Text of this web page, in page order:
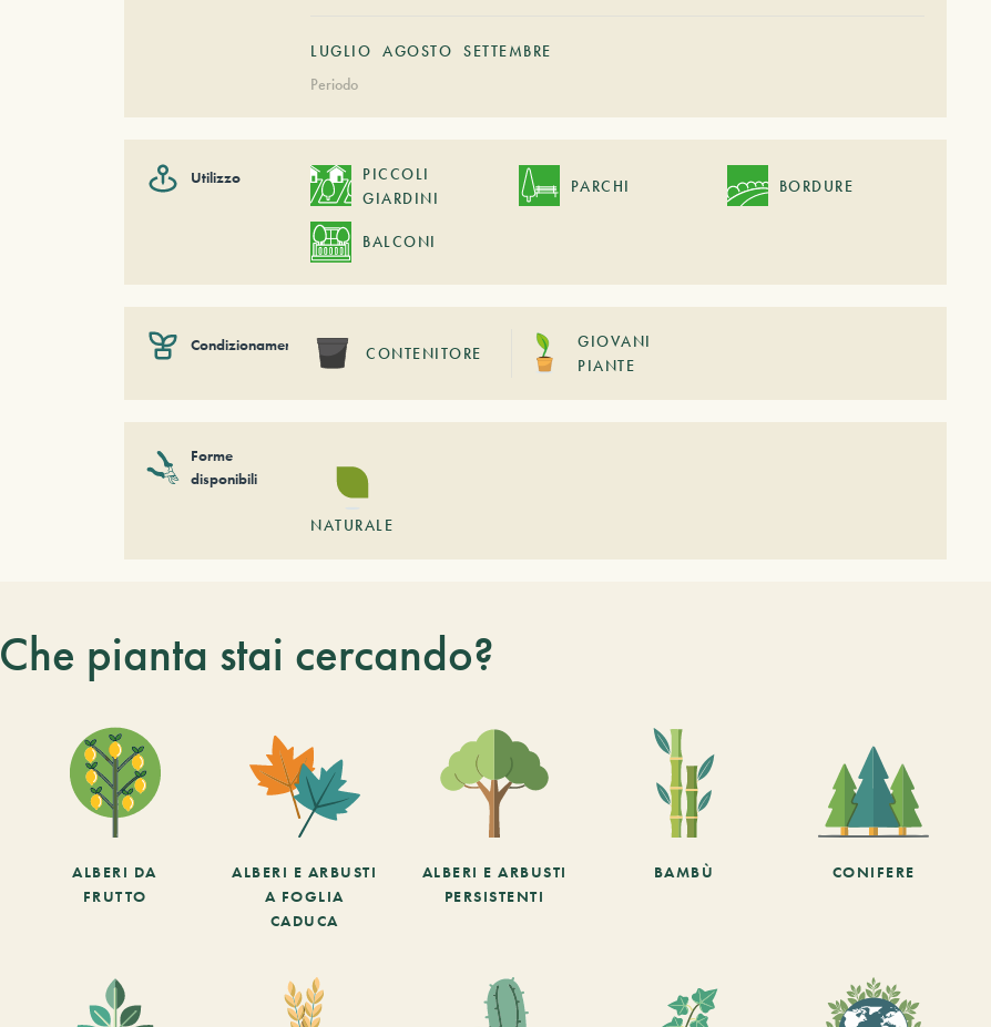
LUGLIO AGOSTO
SETTEMBRE
Periodo
Utilizzo
PICCOLI
GIARDINI
PARCHI BORDURE
BALCONI
Condizionamento CONTENITORE
GIOVANI
PIANTE
Forme
disponibili
NATURALE
Che pianta stai cercando?
ALBERI DA
FRUTTO
ALBERI E ARBUSTI
A FOGLIA
CADUCA
ALBERI E ARBUSTI
PERSISTENTI
BAMBÙ CONIFERE